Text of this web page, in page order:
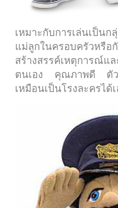
เหมาะกับการเล่นเป็น
แม่ลูกในครอบครัวหรื
สร้างสรรค์เหตุการณ์แล
ตนเอง คุณภาพดี ตั
เหมือนเป็นโรงละครได้